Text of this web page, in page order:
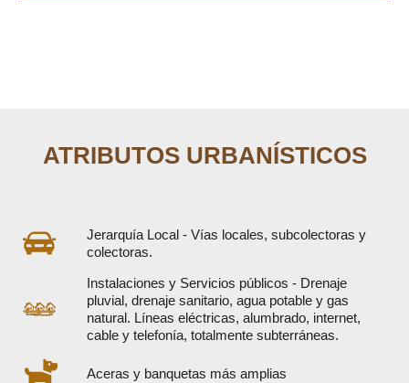
ATRIBUTOS URBANÍSTICOS
Jerarquía Local - Vías locales, subcolectoras y
colectoras.
Instalaciones y Servicios públicos - Drenaje
pluvial, drenaje sanitario, agua potable y gas
natural. Líneas eléctricas, alumbrado, internet,
cable y telefonía, totalmente subterráneas.
Aceras y banquetas más amplias